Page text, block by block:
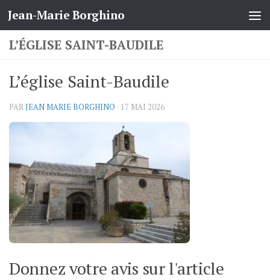
Skip to content
Jean-Marie Borghino
L’ÉGLISE SAINT-BAUDILE
L’église Saint-Baudile
PARJEAN MARIE BORGHINO · 17 MAI 2026
Donnez votre avis sur l'article